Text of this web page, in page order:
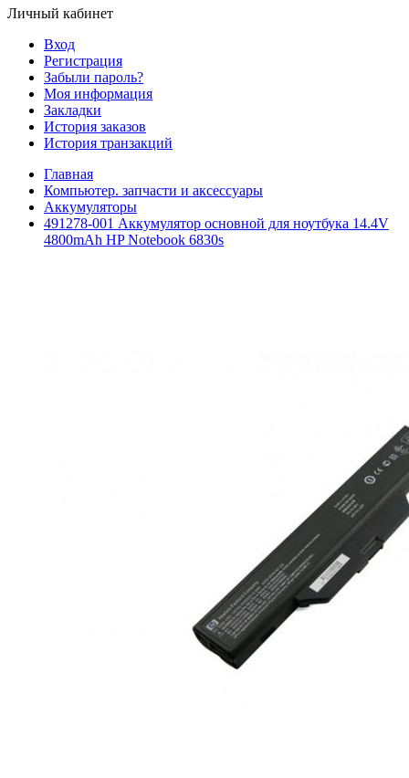
Личный кабинет
Вход
Регистрация
Забыли пароль?
Моя информация
Закладки
История заказов
История транзакций
Главная
Компьютер. запчасти и аксессуары
Аккумуляторы
491278-001 Аккумулятор основной для ноутбука 14.4V
4800mAh HP Notebook 6830s